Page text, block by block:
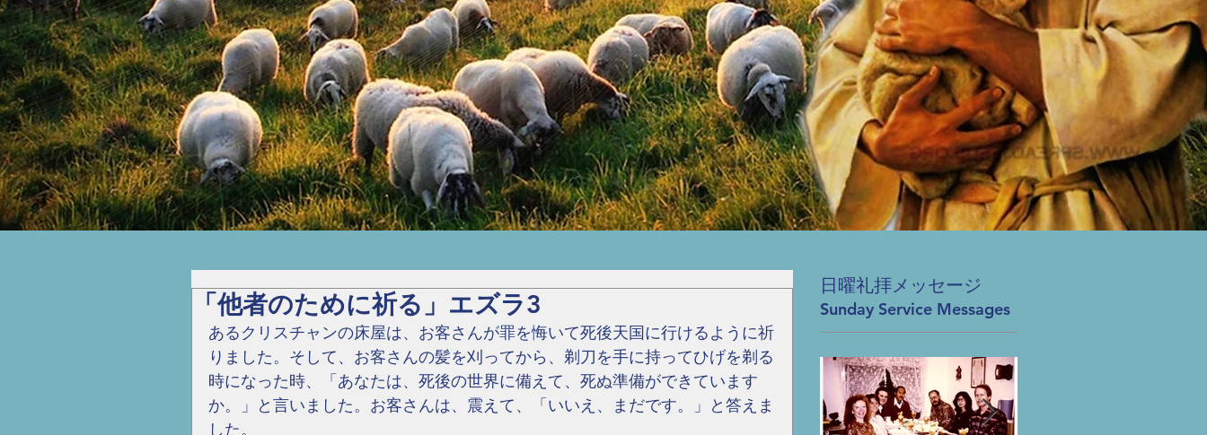
「他者のために祈る」エズラ3
あるクリスチャンの床屋は、お客さんが罪を悔いて死後天国に行けるように祈
りました。そして、お客さんの髪を刈ってから、剃刀を手に持ってひげを剃る
時になった時、「あなたは、死後の世界に備えて、死ぬ準備ができています
か。」と言いました。お客さんは、震えて、「いいえ、まだです。」と答えま
した。
日曜礼拝メッセージ
Sunday Service Messages